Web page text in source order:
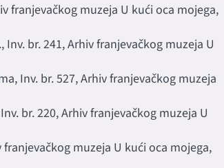
franjevačkog muzeja U kući oca mojega,
Inv. br. 241, Arhiv franjevačkog muzeja U
Inv. br. 527, Arhiv franjevačkog muzeja
br. 220, Arhiv franjevačkog muzeja U
franjevačkog muzeja U kući oca mojega,